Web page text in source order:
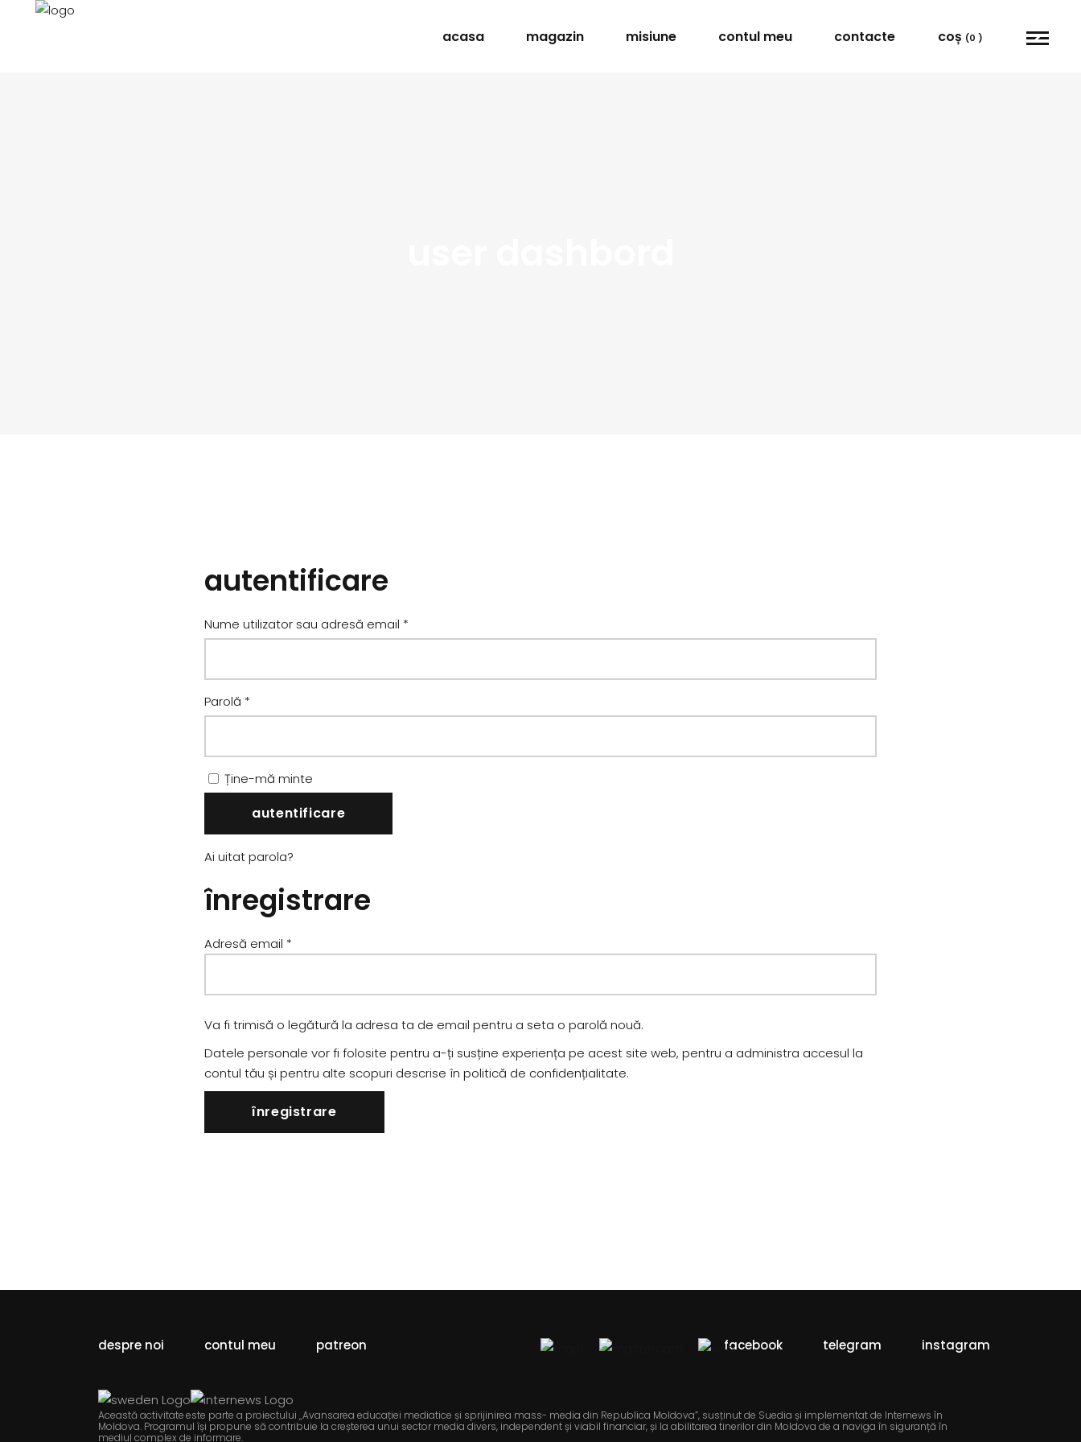
acasa magazin misiune contul meu contacte coș (0 )
autentificare
Nume utilizator sau adresă email *
Parolă *
Ține-mă minte
autentificare
Ai uitat parola?
înregistrare
Adresă email *
Va fi trimisă o legătură la adresa ta de email pentru a seta o parolă nouă.
Datele personale vor fi folosite pentru a-ți susține experiența pe acest site web, pentru a administra accesul la
contul tău și pentru alte scopuri descrise în politică de confidențialitate.
înregistrare
facebook telegram instagram
despre noi contul meu patreon
Această activitate este parte a proiectului „Avansarea educației mediatice și sprijinirea mass- media din Republica Moldova”, susținut de Suedia și implementat de Internews în
Moldova. Programul își propune să contribuie la creșterea unui sector media divers, independent și viabil financiar, și la abilitarea tinerilor din Moldova de a naviga în siguranță în
mediul complex de informare.